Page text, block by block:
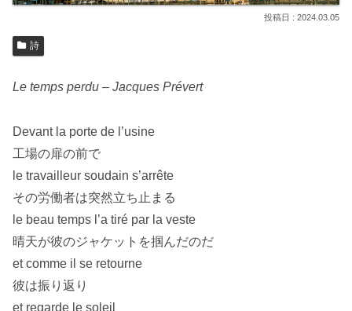
2024.03.05
詩
Le temps perdu – Jacques Prévert
Devant la porte de l’usine
工場の扉の前で
le travailleur soudain s’arrête
その労働者は突然立ち止まる
le beau temps l’a tiré par la veste
晴天が彼のジャケットを掴んだのだ
et comme il se retourne
彼は振り返り
et regarde le soleil